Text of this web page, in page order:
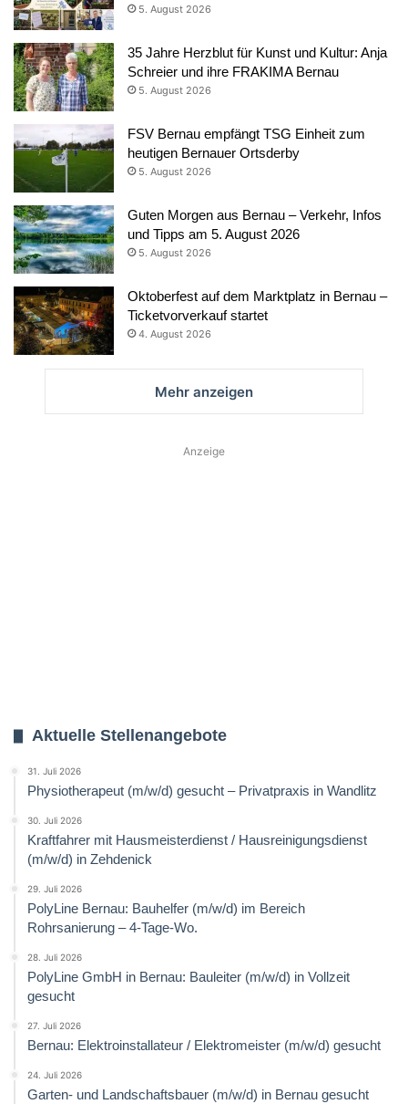
5. August 2026
35 Jahre Herzblut für Kunst und Kultur: Anja
Schreier und ihre FRAKIMA Bernau
5. August 2026
FSV Bernau empfängt TSG Einheit zum
heutigen Bernauer Ortsderby
5. August 2026
Guten Morgen aus Bernau – Verkehr, Infos
und Tipps am 5. August 2026
5. August 2026
Oktoberfest auf dem Marktplatz in Bernau –
Ticketvorverkauf startet
4. August 2026
Mehr anzeigen
Anzeige
Aktuelle Stellenangebote
31. Juli 2026
Physiotherapeut (m/w/d) gesucht – Privatpraxis in Wandlitz
30. Juli 2026
Kraftfahrer mit Hausmeisterdienst / Hausreinigungsdienst
(m/w/d) in Zehdenick
29. Juli 2026
PolyLine Bernau: Bauhelfer (m/w/d) im Bereich
Rohrsanierung – 4-Tage-Wo.
28. Juli 2026
PolyLine GmbH in Bernau: Bauleiter (m/w/d) in Vollzeit
gesucht
27. Juli 2026
Bernau: Elektroinstallateur / Elektromeister (m/w/d) gesucht
24. Juli 2026
Garten- und Landschaftsbauer (m/w/d) in Bernau gesucht